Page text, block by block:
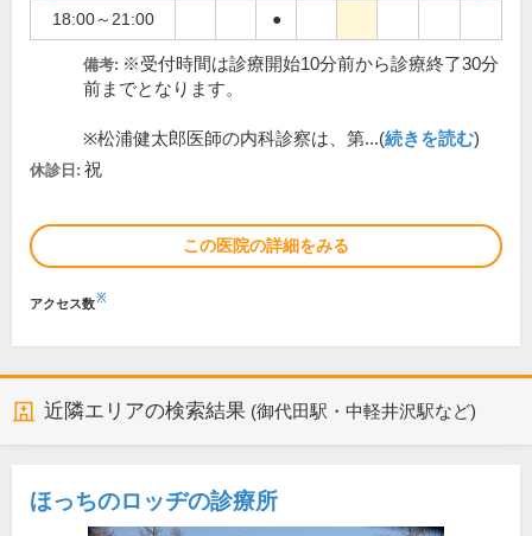
18:00～21:00 ●
備考: ※受付時間は診療開始10分前から診療終了30分
前までとなります。
※松浦健太郎医師の内科診察は、第...(続きを読む)
休診日: 祝
この医院の詳細をみる
アクセス数※
近隣エリアの検索結果 (御代田駅・中軽井沢駅など)
ほっちのロッヂの診療所